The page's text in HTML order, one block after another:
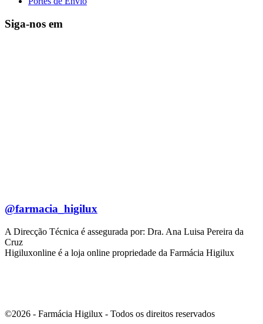
Siga-nos em
@farmacia_higilux
A Direcção Técnica é assegurada por: Dra. Ana Luisa Pereira da
Cruz
Higiluxonline é a loja online propriedade da Farmácia Higilux
©2026 - Farmácia Higilux - Todos os direitos reservados